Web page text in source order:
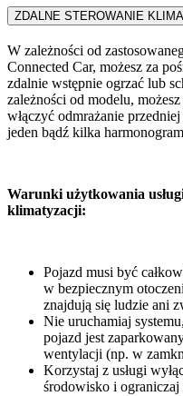
ZDALNE STEROWANIE
W zależności od
Connected Car, możesz za
zdalnie wstępnie ogrzać lub
zależności od modelu,
włączyć odmrażanie
jeden bądź kilka
Warunki użytkowania
klimatyzacji:
Pojazd musi być
w bezpiecznym
znajdują się ludzie ani
Nie uruchamiaj
pojazd jest
wentylacji (np. w
Korzystaj z usługi
środowisko i ograniczaj